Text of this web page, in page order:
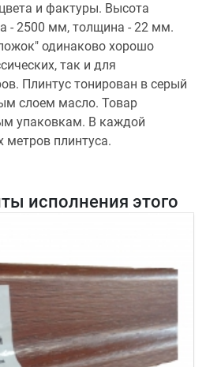
и фактуры. Высота
- 2500 мм, толщина - 22 мм.
одинаково хорошо
так и для
Плинтус тонирован в серый
слоем масло. Товар
упаковкам. В каждой
метров плинтуса.
исполнения этого